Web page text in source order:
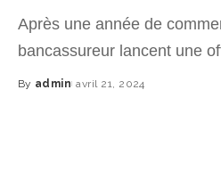
Après une année de
bancassureur lancent une
Posted
By admin avril 21, 2024